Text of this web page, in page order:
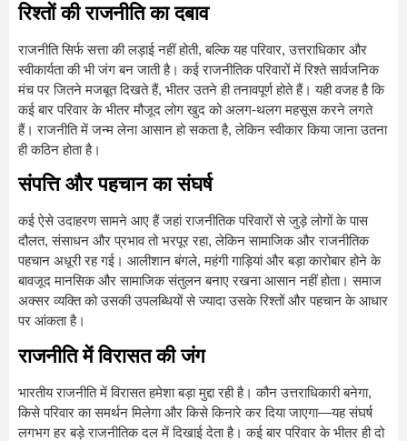
रिश्तों की राजनीति का दबाव
राजनीति सिर्फ सत्ता की लड़ाई नहीं होती, बल्कि यह परिवार, उत्तराधिकार और
स्वीकार्यता की भी जंग बन जाती है। कई राजनीतिक परिवारों में रिश्ते सार्वजनिक
मंच पर जितने मजबूत दिखते हैं, भीतर उतने ही तनावपूर्ण होते हैं। यही वजह है कि
कई बार परिवार के भीतर मौजूद लोग खुद को अलग-थलग महसूस करने लगते
हैं। राजनीति में जन्म लेना आसान हो सकता है, लेकिन स्वीकार किया जाना उतना
ही कठिन होता है।
संपत्ति और पहचान का संघर्ष
कई ऐसे उदाहरण सामने आए हैं जहां राजनीतिक परिवारों से जुड़े लोगों के पास
दौलत, संसाधन और प्रभाव तो भरपूर रहा, लेकिन सामाजिक और राजनीतिक
पहचान अधूरी रह गई। आलीशान बंगले, महंगी गाड़ियां और बड़ा कारोबार होने के
बावजूद मानसिक और सामाजिक संतुलन बनाए रखना आसान नहीं होता। समाज
अक्सर व्यक्ति को उसकी उपलब्धियों से ज्यादा उसके रिश्तों और पहचान के आधार
पर आंकता है।
राजनीति में विरासत की जंग
भारतीय राजनीति में विरासत हमेशा बड़ा मुद्दा रही है। कौन उत्तराधिकारी बनेगा,
किसे परिवार का समर्थन मिलेगा और किसे किनारे कर दिया जाएगा—यह संघर्ष
लगभग हर बड़े राजनीतिक दल में दिखाई देता है। कई बार परिवार के भीतर ही दो